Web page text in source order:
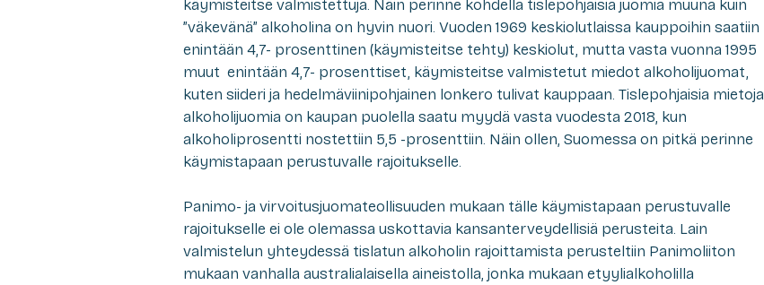
käymisteitse valmistettuja. Näin perinne kohdella tislepohjaisia juomia muuna kuin
”väkevänä” alkoholina on hyvin nuori. Vuoden 1969 keskiolutlaissa kauppoihin saatiin
enintään 4,7- prosenttinen (käymisteitse tehty) keskiolut, mutta vasta vuonna 1995
muut enintään 4,7- prosenttiset, käymisteitse valmistetut miedot alkoholijuomat,
kuten siideri ja hedelmäviinipohjainen lonkero tulivat kauppaan. Tislepohjaisia mietoja
alkoholijuomia on kaupan puolella saatu myydä vasta vuodesta 2018, kun
alkoholiprosentti nostettiin 5,5 -prosenttiin. Näin ollen, Suomessa on pitkä perinne
käymistapaan perustuvalle rajoitukselle.
Panimo- ja virvoitusjuomateollisuuden mukaan tälle käymistapaan perustuvalle
rajoitukselle ei ole olemassa uskottavia kansanterveydellisiä perusteita. Lain
valmistelun yhteydessä tislatun alkoholin rajoittamista perusteltiin Panimoliiton
mukaan vanhalla australialaisella aineistolla, jonka mukaan etyylialkoholilla